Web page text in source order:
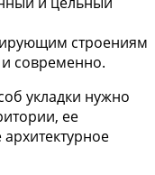
строениям
современно.
укладки нужно
ее